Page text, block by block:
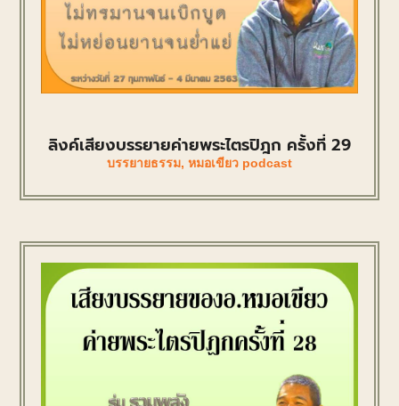
ลิงค์เสียงบรรยายค่ายพระไตรปิฎก ครั้งที่ 29
บรรยายธรรม, หมอเขียว podcast